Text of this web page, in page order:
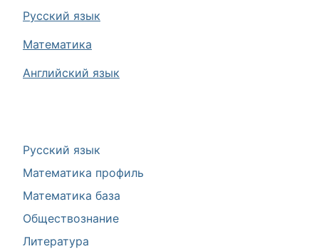
Русский язык
Математика профиль
Математика база
Обществознание
Литература
Русский язык
Математика
Английский язык